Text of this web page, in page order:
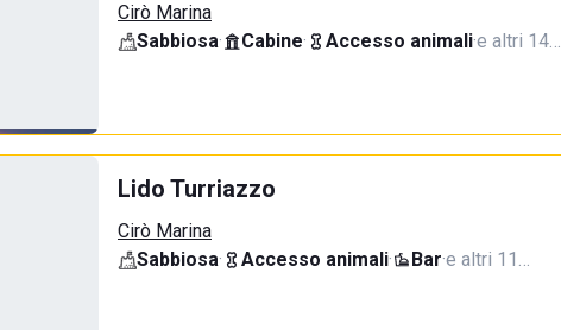
Cirò Marina
Sabbiosa· Cabine· Accesso animali·e altri 14…
Lido Turriazzo
Cirò Marina
Sabbiosa· Accesso animali· Bar·e altri 11…